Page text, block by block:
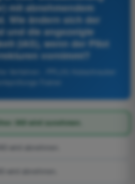
mit abnehmendem
Wie ändern sich der
und die angezeigte
(IAS), wenn der Pilot
vornimmt?
Verfahren - PPL(H) Hubschrauber
IAS wird zunehmen.
wird abnehmen.
wird abnehmen.